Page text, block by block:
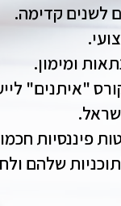
לשנים קדימה.
ומימון.
"איתנים"
פיננסיות
שלהם